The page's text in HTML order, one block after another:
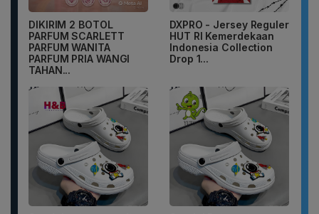
DIKIRIM 2 BOTOL
PARFUM SCARLETT
PARFUM WANITA
PARFUM PRIA WANGI
TAHAN...
DXPRO - Jersey Reguler
HUT RI Kemerdekaan
Indonesia Collection
Drop 1...